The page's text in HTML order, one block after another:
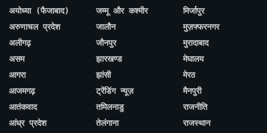
अयोध्या (फैजाबाद)
अरुणाचल प्रदेश
अलीगढ़
असम
आगरा
आजमगढ़
आतंकवाद
आंध्र प्रदेश
जम्मू और कश्मीर
जालौन
जौनपुर
झारखण्ड
झांसी
ट्रेंडिंग न्यूज़
तमिलनाडु
तेलंगाना
मिर्जापुर
मुज़फ्फरनगर
मुरादाबाद
मेघालय
मेरठ
मैनपुरी
राजनीति
राजस्थान